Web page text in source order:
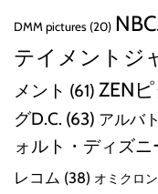
DMM pictures (20)
テイメントジ
メント (61) ZEN
グD.C. (63) アルバ
ォルト・ディズ
レコム (38) オミクロ